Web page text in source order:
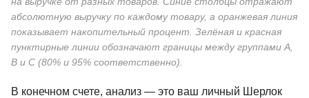
абсолютную выручку по каждому товару, а оранжевая линия
показывает накопительный процент. Зелёная и красная
пунктирные линии обозначают границы между группами A,
B и C (80% и 95% соответственно).
В конечном счете, анализ — это ваш личный Шерлок